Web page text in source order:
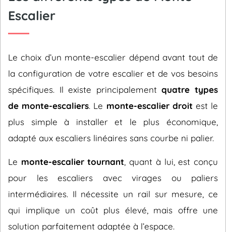
Escalier
Le choix d’un monte-escalier dépend avant tout de
la configuration de votre escalier et de vos besoins
spécifiques. Il existe principalementquatre types
de monte-escaliers. Le monte-escalier droit est le
plus simple à installer et le plus économique,
adapté aux escaliers linéaires sans courbe ni palier.
Le monte-escalier tournant , quant à lui, est conçu
pour les escaliers avec virages ou paliers
intermédiaires. Il nécessite un rail sur mesure, ce
qui implique un coût plus élevé, mais offre une
solution parfaitement adaptée à l’espace.